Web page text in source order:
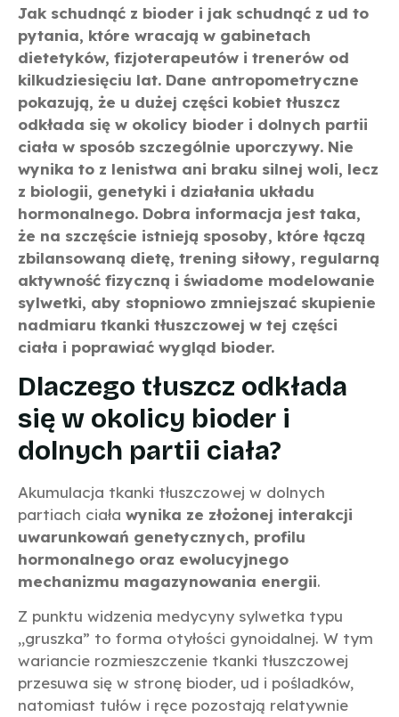
Jak schudnąć z bioder i jak schudnąć z ud to
pytania, które wracają w gabinetach
dietetyków, fizjoterapeutów i trenerów od
kilkudziesięciu lat. Dane antropometryczne
pokazują, że u dużej części kobiet tłuszcz
odkłada się w okolicy bioder i dolnych partii
ciała w sposób szczególnie uporczywy. Nie
wynika to z lenistwa ani braku silnej woli, lecz
z biologii, genetyki i działania układu
hormonalnego. Dobra informacja jest taka,
że na szczęście istnieją sposoby, które łączą
zbilansowaną dietę, trening siłowy, regularną
aktywność fizyczną i świadome modelowanie
sylwetki, aby stopniowo zmniejszać skupienie
nadmiaru tkanki tłuszczowej w tej części
ciała i poprawiać wygląd bioder.
Dlaczego tłuszcz odkłada
się w okolicy bioder i
dolnych partii ciała?
Akumulacja tkanki tłuszczowej w dolnych
partiach ciała wynika ze złożonej interakcji
uwarunkowań genetycznych, profilu
hormonalnego oraz ewolucyjnego
mechanizmu magazynowania energii.
Z punktu widzenia medycyny sylwetka typu
„gruszka” to forma otyłości gynoidalnej. W tym
wariancie rozmieszczenie tkanki tłuszczowej
przesuwa się w stronę bioder, ud i pośladków,
natomiast tułów i ręce pozostają relatywnie